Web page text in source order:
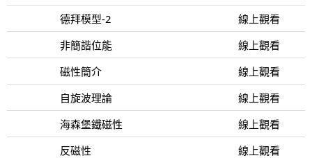
德拜模型-2
線上觀看
非簡諧位能
線上觀看
磁性簡介
線上觀看
自旋波理論
線上觀看
海森堡鐵磁性
線上觀看
反磁性
線上觀看